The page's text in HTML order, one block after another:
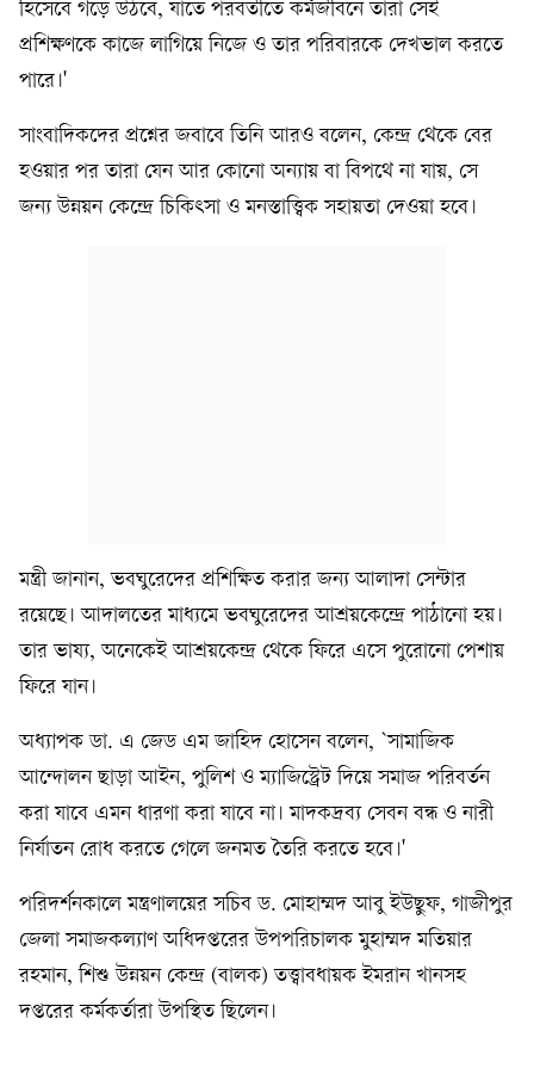
হিসেবে গড়ে উঠবে, যাতে পরবর্তীতে কর্মজীবনে তারা সেই
প্রশিক্ষণকে কাজে লাগিয়ে নিজে ও তার পরিবারকে দেখভাল করতে
পারে।'
সাংবাদিকদের প্রশ্নের জবাবে তিনি আরও বলেন, কেন্দ্র থেকে বের
হওয়ার পর তারা যেন আর কোনো অন্যায় বা বিপথে না যায়, সে
জন্য উন্নয়ন কেন্দ্রে চিকিৎসা ও মনস্তাত্ত্বিক সহায়তা দেওয়া হবে।
মন্ত্রী জানান, ভবঘুরেদের প্রশিক্ষিত করার জন্য আলাদা সেন্টার
রয়েছে। আদালতের মাধ্যমে ভবঘুরেদের আশ্রয়কেন্দ্রে পাঠানো হয়।
তার ভাষ্য, অনেকেই আশ্রয়কেন্দ্র থেকে ফিরে এসে পুরোনো পেশায়
ফিরে যান।
অধ্যাপক ডা. এ জেড এম জাহিদ হোসেন বলেন, `সামাজিক
আন্দোলন ছাড়া আইন, পুলিশ ও ম্যাজিস্ট্রেট দিয়ে সমাজ পরিবর্তন
করা যাবে এমন ধারণা করা যাবে না। মাদকদ্রব্য সেবন বন্ধ ও নারী
নির্যাতন রোধ করতে গেলে জনমত তৈরি করতে হবে।'
পরিদর্শনকালে মন্ত্রণালয়ের সচিব ড. মোহাম্মদ আবু ইউছুফ, গাজীপুর
জেলা সমাজকল্যাণ অধিদপ্তরের উপপরিচালক মুহাম্মদ মতিয়ার
রহমান, শিশু উন্নয়ন কেন্দ্র (বালক) তত্ত্বাবধায়ক ইমরান খানসহ
দপ্তরের কর্মকর্তারা উপস্থিত ছিলেন।